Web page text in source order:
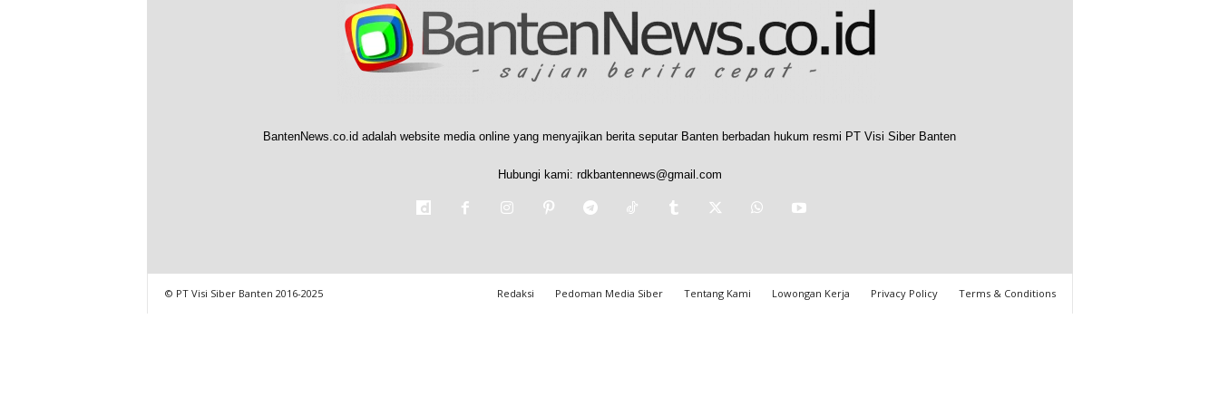
BantenNews.co.id adalah website media online yang menyajikan berita seputar Banten berbadan hukum resmi PT Visi Siber Banten
Hubungi kami: rdkbantennews@gmail.com
Redaksi Pedoman Media Siber Tentang Kami Lowongan Kerja Privacy Policy Terms & Conditions
© PT Visi Siber Banten 2016-2025